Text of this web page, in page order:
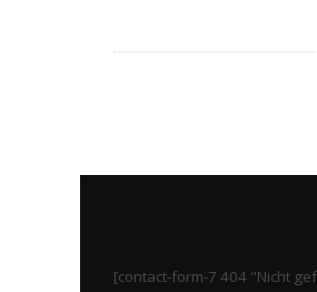
[contact-form-7 404 "Nicht